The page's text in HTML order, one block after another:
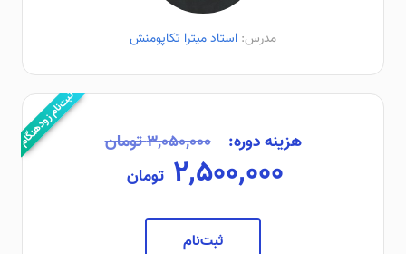
مدرس: استاد میترا تکاپومنش
ثبت‌نام زودهنگام هزینه دوره: ۳,۰۵۰,۰۰۰ تومان
۲,۵۰۰,۰۰۰ تومان
ثبت‌نام